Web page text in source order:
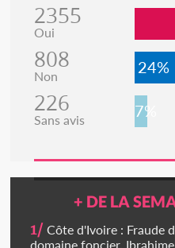
2355
Oui
808
Non 24%
226
Sans avis 7%
+ DE LA
1/ Côte d'Ivoire : Fraude
domaine foncier, Ibrahime